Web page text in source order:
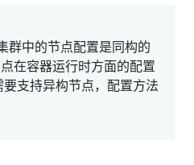
群中的节点配置是同构的
在容器运行时方面的配置
支持异构节点，配置方法